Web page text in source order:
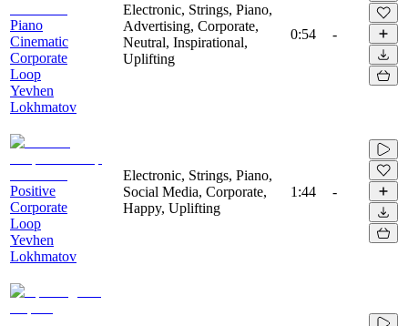
Piano
Cinematic
Corporate
Loop
Yevhen
Lokhmatov
Electronic, Strings, Piano,
Advertising, Corporate,
Neutral, Inspirational,
Uplifting
0:54 -
Positive
Corporate
Loop
Yevhen
Lokhmatov
Electronic, Strings, Piano,
Social Media, Corporate,
Happy, Uplifting
1:44 -